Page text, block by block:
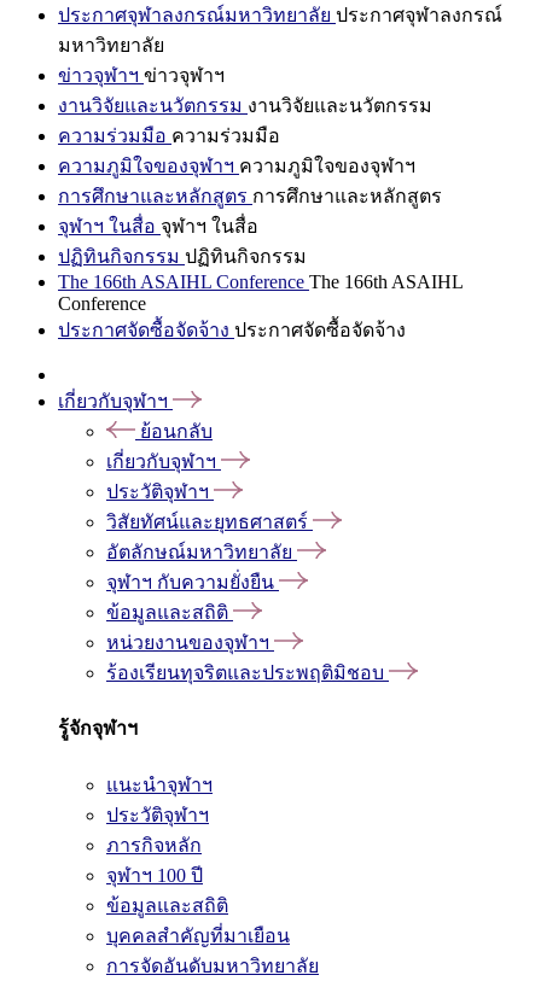
ประกาศจุฬาลงกรณ์มหาวิทยาลัย ประกาศจุฬาลงกรณ์
มหาวิทยาลัย
ข่าวจุฬาฯ ข่าวจุฬาฯ
งานวิจัยและนวัตกรรม งานวิจัยและนวัตกรรม
ความร่วมมือ ความร่วมมือ
ความภูมิใจของจุฬาฯ ความภูมิใจของจุฬาฯ
การศึกษาและหลักสูตร การศึกษาและหลักสูตร
จุฬาฯ ในสื่อ จุฬาฯ ในสื่อ
ปฏิทินกิจกรรม ปฏิทินกิจกรรม
The 166th ASAIHL Conference The 166th ASAIHL
Conference
ประกาศจัดซื้อจัดจ้าง ประกาศจัดซื้อจัดจ้าง
เกี่ยวกับจุฬาฯ
ย้อนกลับ
เกี่ยวกับจุฬาฯ
ประวัติจุฬาฯ
วิสัยทัศน์และยุทธศาสตร์
อัตลักษณ์มหาวิทยาลัย
จุฬาฯ กับความยั่งยืน
ข้อมูลและสถิติ
หน่วยงานของจุฬาฯ
ร้องเรียนทุจริตและประพฤติมิชอบ
รู้จักจุฬาฯ
แนะนำจุฬาฯ
ประวัติจุฬาฯ
ภารกิจหลัก
จุฬาฯ 100 ปี
ข้อมูลและสถิติ
บุคคลสำคัญที่มาเยือน
การจัดอันดับมหาวิทยาลัย